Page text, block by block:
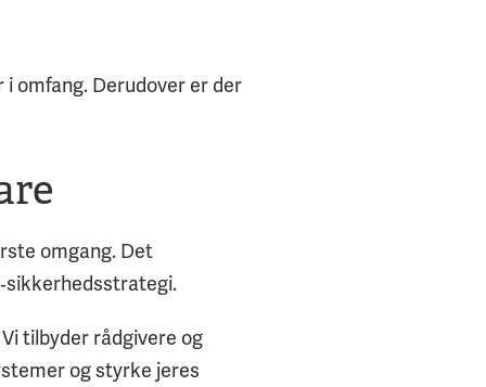
omfang. Derudover er der
omgang. Det
tilbyder rådgivere og
og styrke jeres